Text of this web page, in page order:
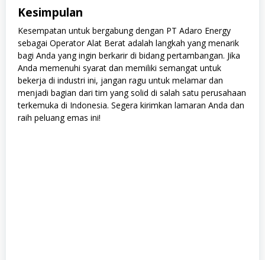
Kesimpulan
Kesempatan untuk bergabung dengan PT Adaro Energy
sebagai Operator Alat Berat adalah langkah yang menarik
bagi Anda yang ingin berkarir di bidang pertambangan. Jika
Anda memenuhi syarat dan memiliki semangat untuk
bekerja di industri ini, jangan ragu untuk melamar dan
menjadi bagian dari tim yang solid di salah satu perusahaan
terkemuka di Indonesia. Segera kirimkan lamaran Anda dan
raih peluang emas ini!